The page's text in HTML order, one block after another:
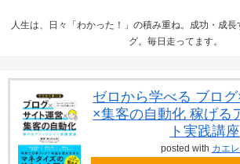
人生は、日々「わかった！」の積み重ね。成功・成
グ。毎日走ってます。
ゼロから学べる ブロ
×集客の自動化 稼げる
ト実践講座
posted with カエ